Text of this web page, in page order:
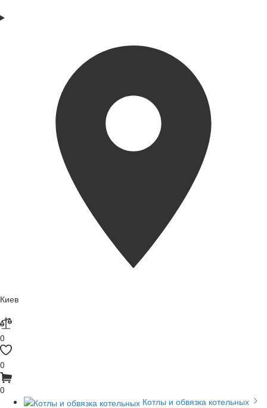
Киев
0
0
0
Котлы и обвязка котельных